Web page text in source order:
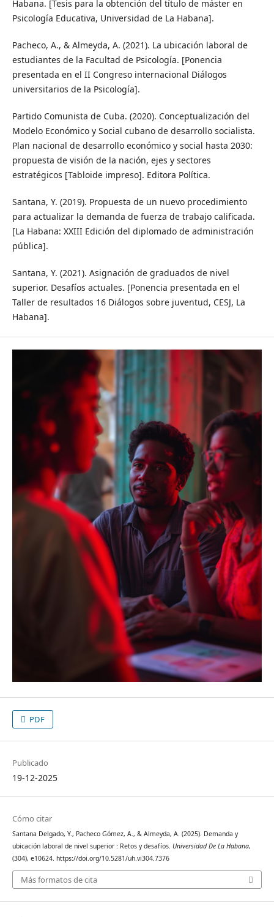
Habana. [Tesis para la obtención del título de máster en
Psicología Educativa, Universidad de La Habana].
Pacheco, A., & Almeyda, A. (2021). La ubicación laboral de
estudiantes de la Facultad de Psicología. [Ponencia
presentada en el II Congreso internacional Diálogos
universitarios de la Psicología].
Partido Comunista de Cuba. (2020). Conceptualización del
Modelo Económico y Social cubano de desarrollo socialista.
Plan nacional de desarrollo económico y social hasta 2030:
propuesta de visión de la nación, ejes y sectores
estratégicos [Tabloide impreso]. Editora Política.
Santana, Y. (2019). Propuesta de un nuevo procedimiento
para actualizar la demanda de fuerza de trabajo calificada.
[La Habana: XXIII Edición del diplomado de administración
pública].
Santana, Y. (2021). Asignación de graduados de nivel
superior. Desafíos actuales. [Ponencia presentada en el
Taller de resultados 16 Diálogos sobre juventud, CESJ, La
Habana].
PDF
Publicado
19-12-2025
Cómo citar
Santana Delgado, Y., Pacheco Gómez, A., & Almeyda, A. (2025). Demanda y
ubicación laboral de nivel superior : Retos y desafíos. Universidad De La Habana,
(304), e10624. https://doi.org/10.5281/uh.vi304.7376
Más formatos de cita